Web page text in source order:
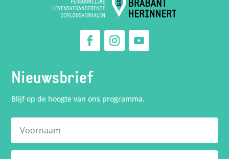
Nieuwsbrief
Blijf op de hoogte van ons programma.